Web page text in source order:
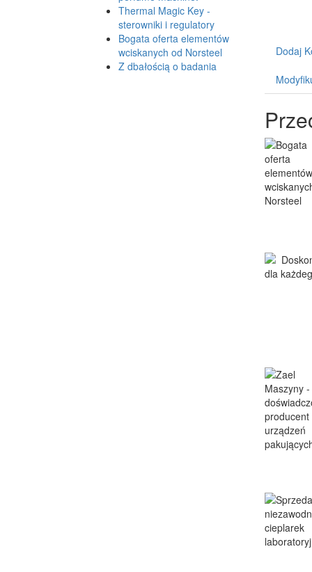
Thermal Magic Key -
sterowniki i regulatory
Bogata oferta elementów
wciskanych od Norsteel
Z dbałością o badania
Dodaj